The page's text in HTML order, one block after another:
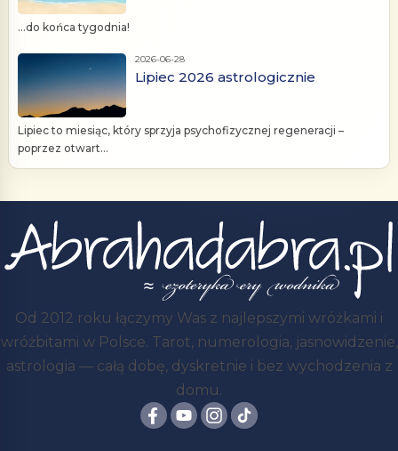
...do końca tygodnia!
2026-06-28
Lipiec 2026 astrologicznie
Lipiec to miesiąc, który sprzyja psychofizycznej regeneracji –
poprzez otwart...
Od 2012 roku łączymy Was z najlepszymi wróżkami i
wróżbitami w Polsce. Tarot, numerologia, jasnowidzenie,
astrologia — całą dobę, dyskretnie i bez wychodzenia z
domu.